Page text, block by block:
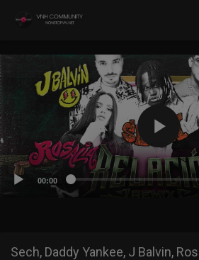
00:00
Sech, Daddy Yankee, J Balvin,